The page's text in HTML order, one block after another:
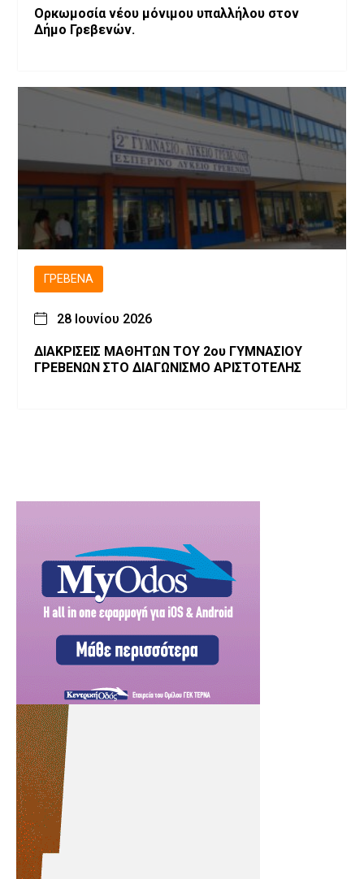
Ορκωμοσία νέου μόνιμου υπαλλήλου στον
Δήμο Γρεβενών.
ΓΡΕΒΕΝΆ
28 Ιουνίου 2026
ΔΙΑΚΡΙΣΕΙΣ ΜΑΘΗΤΩΝ ΤΟΥ 2ου ΓΥΜΝΑΣΙΟΥ
ΓΡΕΒΕΝΩΝ ΣΤΟ ΔΙΑΓΩΝΙΣΜΟ ΑΡΙΣΤΟΤΕΛΗΣ